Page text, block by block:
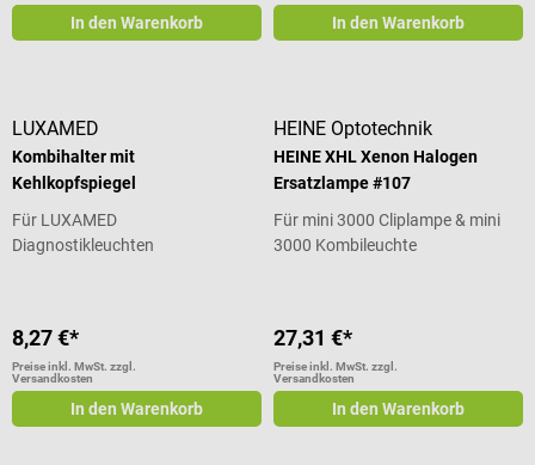
In den Warenkorb In den Warenkorb
LUXAMED
Kombihalter mit
Kehlkopfspiegel
Für LUXAMED
Diagnostikleuchten
8,27 €*
Preise inkl. MwSt. zzgl.
Versandkosten
In den Warenkorb
HEINE Optotechnik
HEINE XHL Xenon Halogen
Ersatzlampe #107
Für mini 3000 Cliplampe & mini
3000 Kombileuchte
27,31 €*
Preise inkl. MwSt. zzgl.
Versandkosten
In den Warenkorb